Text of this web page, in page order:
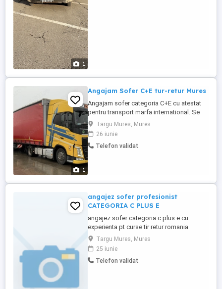
1
1
Angajam Sofer C+E tur-retur Mures
Angajam sofer categoria C+E cu atestat
pentru transport marfa international. Se
lucreaza tur-retur (12-16 zile) cu repaus 3-
4-5 zile Experienta minima: 2-3 ani
Transporturile se efectueaza in UE
predominant (RO-DE-BENELUX-FR) , CH si
Targu Mures, Mures
26 iunie
Telefon validat
angajez sofer profesionist
CATEGORIA C PLUS E
angajez sofer categoria c plus e cu
experienta pt curse tir retur romania
spania COMBINAT CU COMUNITATE
Targu Mures, Mures
25 iunie
Telefon validat